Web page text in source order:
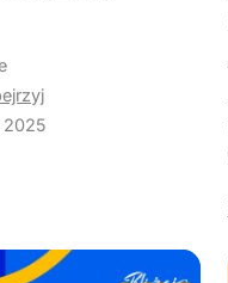
2025